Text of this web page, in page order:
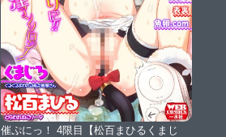
催ぷにっ！ 4限目【松百まひるくまじ